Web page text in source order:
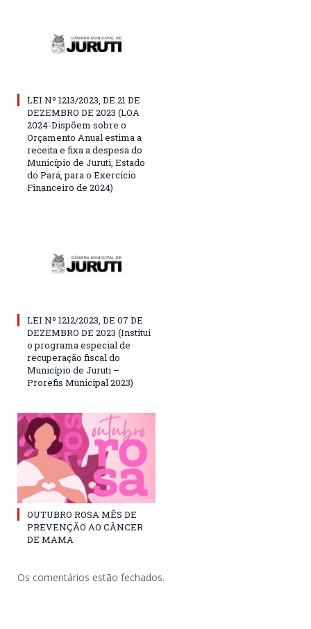
LEI Nº 1213/2023, DE 21 DE
DEZEMBRO DE 2023 (LOA
2024-Dispõem sobre o
Orçamento Anual estima a
receita e fixa a despesa do
Município de Juruti, Estado
do Pará, para o Exercício
Financeiro de 2024)
LEI Nº 1212/2023, DE 07 DE
DEZEMBRO DE 2023 (Institui
o programa especial de
recuperação fiscal do
Município de Juruti –
Prorefis Municipal 2023)
OUTUBRO ROSA MÊS DE
PREVENÇÃO AO CÂNCER
DE MAMA
Os comentários estão fechados.